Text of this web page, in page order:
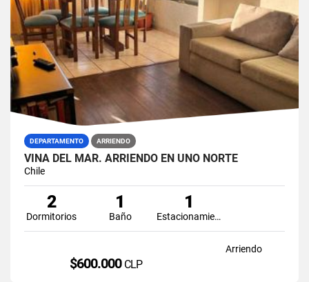
DEPARTAMENTO ARRIENDO
VIÑA DEL MAR. ARRIENDO EN UNO NORTE
Chile
2
Dormitorios
1
Baño
1
Estacionamiento
Arriendo
$600.000 CLP